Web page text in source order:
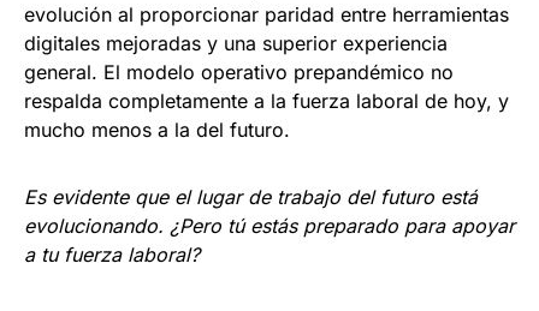
evolución al proporcionar paridad entre herramientas
digitales mejoradas y una superior experiencia
general. El modelo operativo prepandémico no
respalda completamente a la fuerza laboral de hoy, y
mucho menos a la del futuro.
Es evidente que el lugar de trabajo del futuro está
evolucionando. ¿Pero tú estás preparado para apoyar
a tu fuerza laboral?